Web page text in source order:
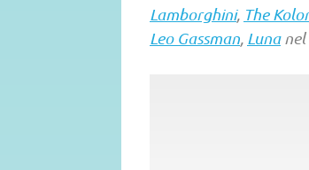
Lamborghini, The
Leo Gassman, Lunanel